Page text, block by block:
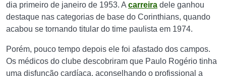
dia primeiro de janeiro de 1953. A carreira dele ganhou
destaque nas categorias de base do Corinthians, quando
acabou se tornando titular do time paulista em 1974.
Porém, pouco tempo depois ele foi afastado dos campos.
Os médicos do clube descobriram que Paulo Rogério tinha
uma disfunção cardíaca, aconselhando o profissional a